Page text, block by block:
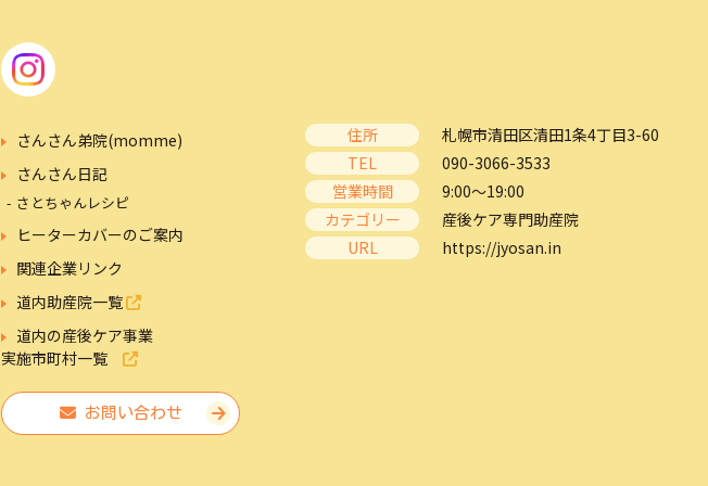
さんさん弟院(momme)
さんさん日記
さとちゃんレシピ
ヒーターカバーのご案内
関連企業リンク
道内助産院一覧
道内の産後ケア事業
実施市町村一覧
お問い合わせ
住所
札幌市清田区清田1条4丁目3-60
TEL
090-3066-3533
営業時間
9:00～19:00
カテゴリー
産後ケア専門助産院
URL
https://jyosan.in